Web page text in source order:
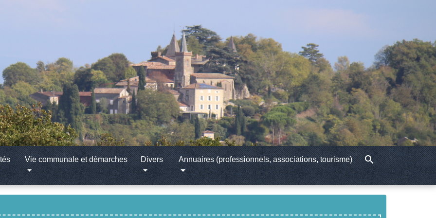
Vie communale et démarches Divers Annuaires (professionnels, associations, tourisme) search